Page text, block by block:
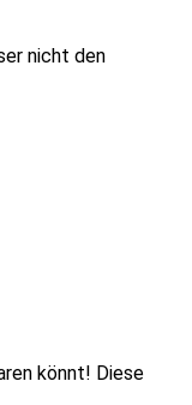
nicht den
könnt! Diese